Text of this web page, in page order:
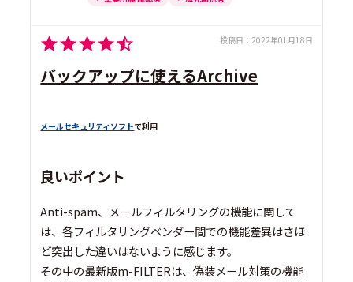
投稿日： 2022年01月18日
バックアップに使えるArchive
メールセキュリティソフトで利用
良いポイント
Anti-spam、メールフィルタリングの機能に関して
は、各フィルタリングベンダー間での機能差異はさほ
ど突出した違いはないように感じます。
その中の最新版m-FILTERは、偽装メール対策の機能